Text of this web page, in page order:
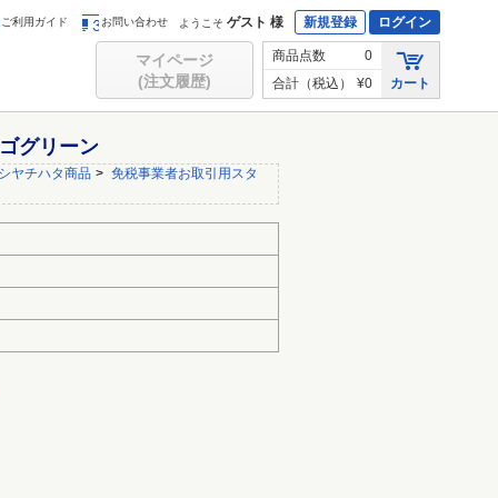
ご利用ガイド お問い合わせ ようこそ ゲスト 様 新規登録 ログイン
マイページ
(注文履歴)
商品点数
0
合計（税込）
¥0 カート
グリーン
ヤチハタ商品 > 免税事業者お取引用スタ